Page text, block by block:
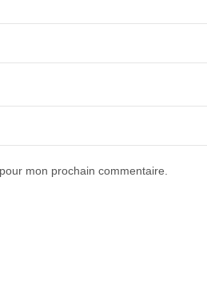
mon prochain commentaire.